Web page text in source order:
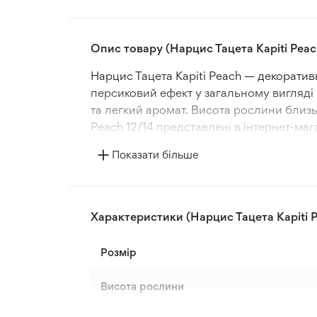
Опис товару (Нарцис Тацета Kapiti
Нарцис Тацета Kapiti Peach —
персиковий ефект у загальному вигляді
та легкий аромат. Висота рослини
Peach 12/14 представлені в інтернет-
Сорт належить до морозостійких
Нарцис Kapiti Peach використовується
Сорт забезпечує стабільне цвітіння
Показати більше
Характеристики (Нарцис Тацета Kapiti
Розмір
Висота рослини